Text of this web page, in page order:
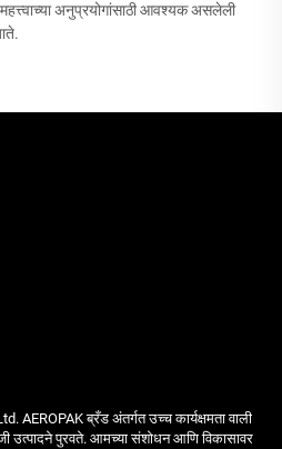
अनुप्रयोगांसाठी आवश्यक असलेली
ब्रँड अंतर्गत उच्च कार्यक्षमता वाली
उत्पादने पुरवते. आमच्या संशोधन आणि विकासावर